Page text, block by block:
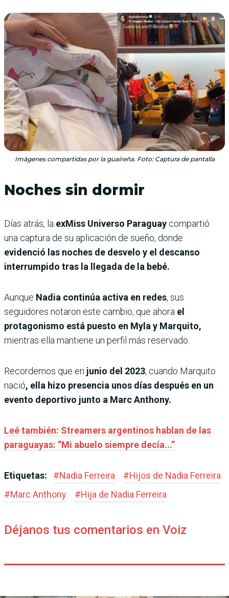
Imágenes compartidas por la guaireña. Foto: Captura de pantalla
Noches sin dormir
Días atrás, la exMiss Universo Paraguay compartió
una captura de su aplicación de sueño, donde
evidenció las noches de desvelo y el descanso
interrumpido tras la llegada de la bebé.
Aunque Nadia continúa activa en redes, sus
seguidores notaron este cambio, que ahora el
protagonismo está puesto en Myla y Marquito,
mientras ella mantiene un perfil más reservado.
Recordemos que en junio del 2023, cuando Marquito
nació, ella hizo presencia unos días después en un
evento deportivo junto a Marc Anthony.
Leé también: Streamers argentinos hablan de las
paraguayas: “Mi abuelo siempre decía...”
Etiquetas: #Nadia Ferreira #Hijos de Nadia Ferreira
#Marc Anthony #Hija de Nadia Ferreira
Déjanos tus comentarios en Voiz